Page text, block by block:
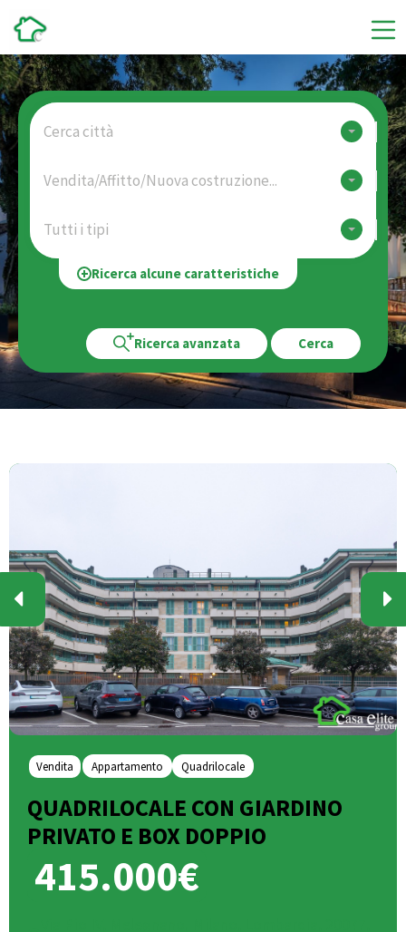
Cerca città
Vendita/Affitto/Nuova costruzione...
Tutti i tipi
Ricerca alcune caratteristiche
Ricerca avanzata Cerca
Vendita Appartamento Quadrilocale
QUADRILOCALE CON GIARDINO
PRIVATO E BOX DOPPIO
415.000€